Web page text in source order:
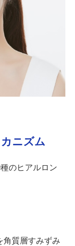
ニズム
のヒアルロン
角質層すみずみ